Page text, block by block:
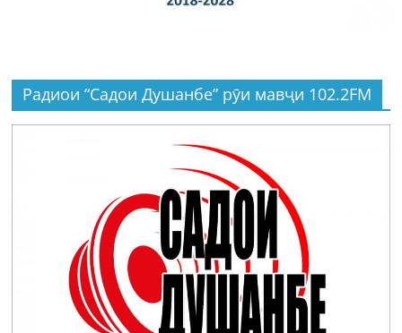
Радиои “Садои Душанбе” рӯи мавҷи 102.2FM